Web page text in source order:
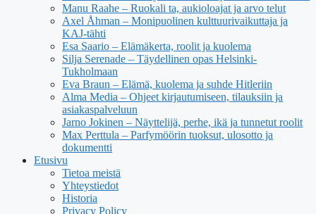
Manu Raahe – Ruokali ta, aukioloajat ja arvo telut
Axel Åhman – Monipuolinen kulttuurivaikuttaja ja
KAJ-tähti
Esa Saario – Elämäkerta, roolit ja kuolema
Silja Serenade – Täydellinen opas Helsinki-
Tukholmaan
Eva Braun – Elämä, kuolema ja suhde Hitleriin
Alma Media – Ohjeet kirjautumiseen, tilauksiin ja
asiakaspalveluun
Jarno Jokinen – Näyttelijä, perhe, ikä ja tunnetut roolit
Max Perttula – Parfymöörin tuoksut, ulosotto ja
dokumentti
Etusivu
Tietoa meistä
Yhteystiedot
Historia
Privacy Policy